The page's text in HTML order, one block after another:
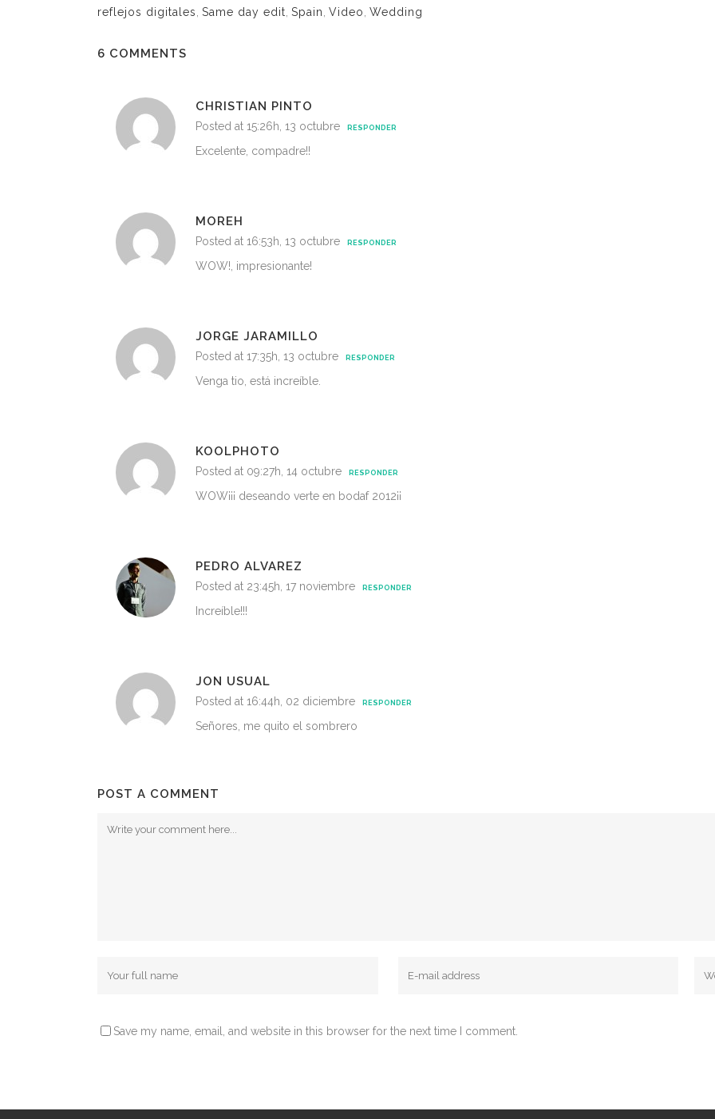
reflejos digitales, Same day edit, Spain, Video, Wedding
6 COMMENTS
CHRISTIAN PINTO
Posted at 15:26h, 13 octubre RESPONDER
Excelente, compadre!!
MOREH
Posted at 16:53h, 13 octubre RESPONDER
WOW!, impresionante!
JORGE JARAMILLO
Posted at 17:35h, 13 octubre RESPONDER
Venga tio, está increíble.
KOOLPHOTO
Posted at 09:27h, 14 octubre RESPONDER
WOW¡¡¡ deseando verte en bodaf 2012¡¡
PEDRO ALVAREZ
Posted at 23:45h, 17 noviembre RESPONDER
Increíble!!!
JON USUAL
Posted at 16:44h, 02 diciembre RESPONDER
Señores, me quito el sombrero
POST A COMMENT
Save my name, email, and website in this browser for the next time I comment.